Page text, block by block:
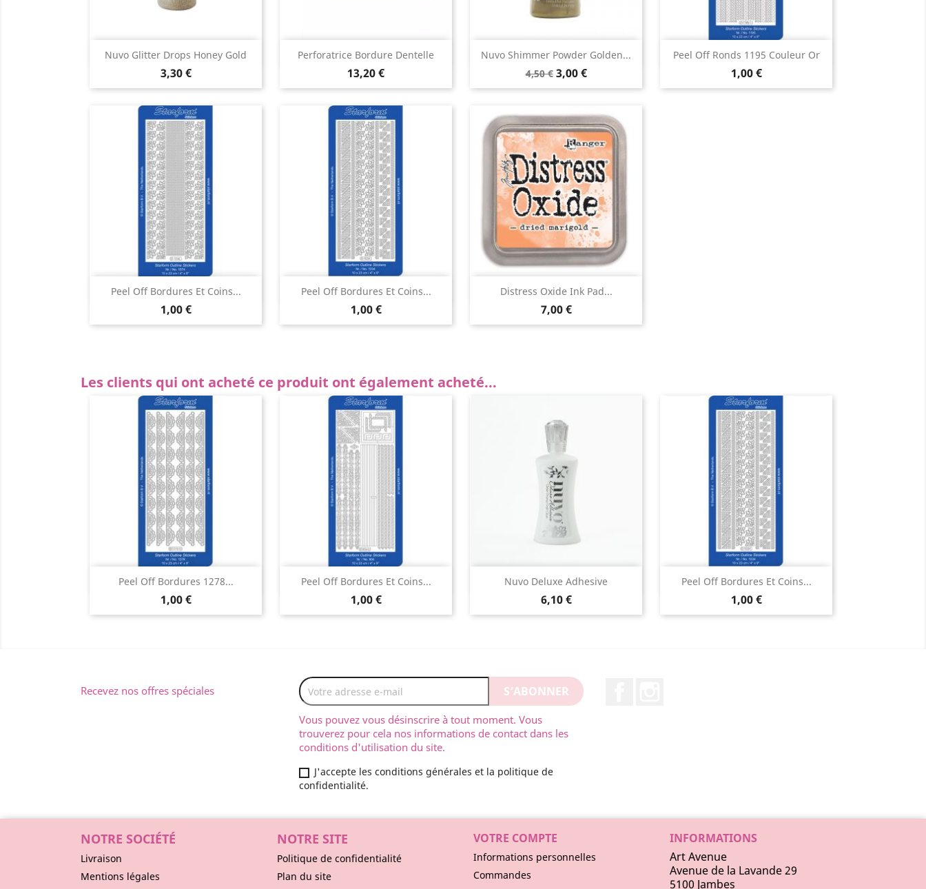
Nuvo Glitter Drops Honey Gold
3,30 €
Aperçu rapide Perforatrice Bordure Dentelle
13,20 €
Aperçu rapide
Nuvo Shimmer Powder Golden...
4,50 € 3,00 €
Aperçu rapide Peel Off Ronds 1195 Couleur Or
1,00 €
Aperçu rapide
Peel Off Bordures Et Coins...
1,00 €
Aperçu rapide Peel Off Bordures Et Coins...
1,00 €
Aperçu rapide Distress Oxide Ink Pad...
7,00 €
Aperçu rapide
Les clients qui ont acheté ce produit ont également acheté...
Peel Off Bordures 1278...
1,00 €
Aperçu rapide Peel Off Bordures Et Coins...
1,00 €
Aperçu rapide Nuvo Deluxe Adhesive
6,10 €
Aperçu rapide Peel Off Bordures Et Coins...
1,00 €
Aperçu rapide
Recevez nos offres spéciales
Vous pouvez vous désinscrire à tout moment. Vous
trouverez pour cela nos informations de contact dans les
conditions d'utilisation du site.
J'accepte les conditions générales et la politique de
confidentialité.
NOTRE SOCIÉTÉ
Livraison
Mentions légales
NOTRE SITE
Politique de confidentialité
Plan du site
VOTRE COMPTE
Informations personnelles
Commandes
INFORMATIONS
Art Avenue
Avenue de la Lavande 29
5100 Jambes